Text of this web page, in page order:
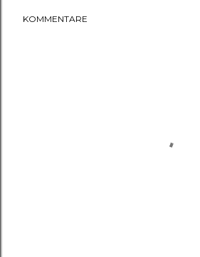
KOMMENTARE